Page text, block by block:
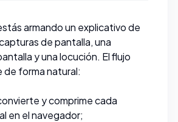
armando un explicativo de
de pantalla, una
y una locución. El flujo
de forma natural:
ycomprimecada
en el navegador;